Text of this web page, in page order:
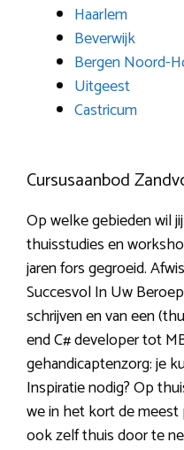
Haarlem
Beverwijk
Bergen Noord-
Uitgeest
Castricum
Cursusaanbod
Op welke gebieden wil
thuisstudies en
jaren fors gegroeid.
Succesvol In Uw
schrijven en van een
end C# developer tot
gehandicaptenzorg: je
Inspiratie nodig? Op
we in het kort de
ook zelf thuis door te